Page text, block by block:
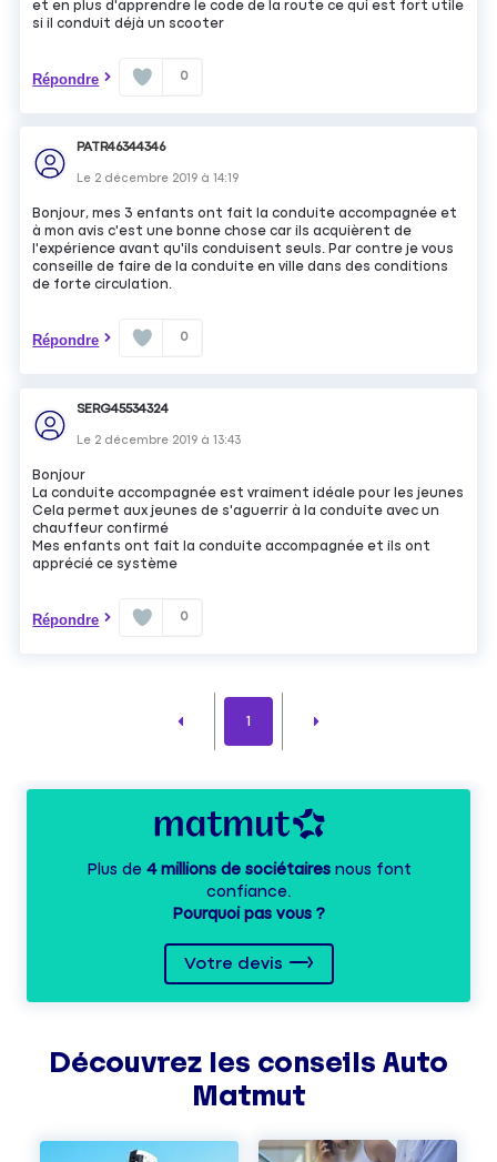
et en plus d'apprendre le code de la route ce qui est fort utile
si il conduit déjà un scooter
Répondre 0
PATR46344346
Le 2 décembre 2019 à14:19
Bonjour, mes 3 enfants ont fait la conduite accompagnée et
à mon avis c'est une bonne chose car ils acquièrent de
l'expérience avant qu'ils conduisent seuls. Par contre je vous
conseille de faire de la conduite en ville dans des conditions
de forte circulation.
Répondre 0
SERG45534324
Le 2 décembre 2019 à13:43
Bonjour
La conduite accompagnée est vraiment idéale pour les jeunes
Cela permet aux jeunes de s'aguerrir à la conduite avec un
chauffeur confirmé
Mes enfants ont fait la conduite accompagnée et ils ont
apprécié ce système
Répondre 0
1
Plus de 4 millions de sociétairesnous font
confiance.
Pourquoi pas vous ?
Votre devis
Découvrez les conseils Auto
Matmut